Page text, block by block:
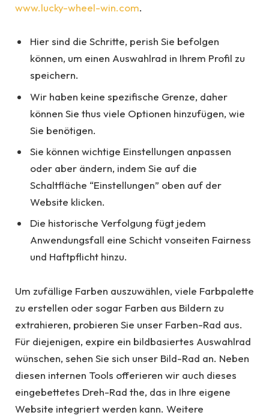
www.lucky-wheel-win.com.
Hier sind die Schritte, perish Sie befolgen
können, um einen Auswahlrad in Ihrem Profil zu
speichern.
Wir haben keine spezifische Grenze, daher
können Sie thus viele Optionen hinzufügen, wie
Sie benötigen.
Sie können wichtige Einstellungen anpassen
oder aber ändern, indem Sie auf die
Schaltfläche “Einstellungen” oben auf der
Website klicken.
Die historische Verfolgung fügt jedem
Anwendungsfall eine Schicht vonseiten Fairness
und Haftpflicht hinzu.
Um zufällige Farben auszuwählen, viele Farbpalette
zu erstellen oder sogar Farben aus Bildern zu
extrahieren, probieren Sie unser Farben-Rad aus.
Für diejenigen, expire ein bildbasiertes Auswahlrad
wünschen, sehen Sie sich unser Bild-Rad an. Neben
diesen internen Tools offerieren wir auch dieses
eingebettetes Dreh-Rad the, das in Ihre eigene
Website integriert werden kann. Weitere